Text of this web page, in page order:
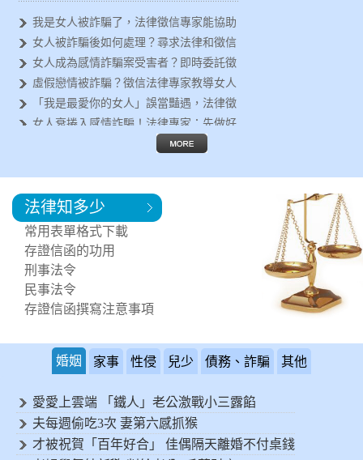
我是女人被詐騙了，法律徵信專家能協助
女人被詐騙後如何處理？尋求法律和徵信
女人成為感情詐騙案受害者？即時委託徵
虛假戀情被詐騙？徵信法律專家教導女人
「我是最愛你的女人」誤當豔遇，法律徵
女人衰捲入感情詐騙！法律專家：先做好
遇到行車糾紛怎麼辦？法律專家告訴你這
鄰居每天製造噪音讓您受不了！可以進行
突然遇到法律問題，該如何尋求協助?
需要專業的法律諮詢，何處可以尋求協助
法律知多少
常用表單格式下載
存證信函的功用
刑事法令
民事法令
存證信函撰寫注意事項
婚姻 家事 性侵 兒少 債務、詐騙 其他
愛愛上雲端 「鐵人」老公激戰小三露餡
夫每週偷吃3次 妻第六感抓猴
才被祝賀「百年好合」 佳偶隔天離婚不付桌錢